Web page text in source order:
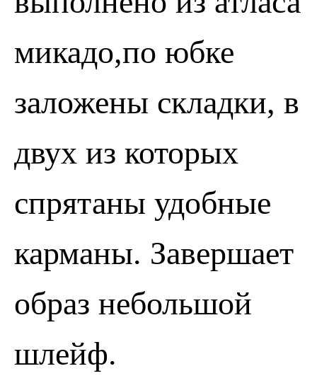
микадо,по юбке
заложены складки, в
двух из которых
спрятаны удобные
карманы. Завершает
образ небольшой
шлейф.